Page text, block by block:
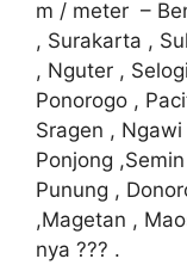
m / meter –
, Surakarta ,
, Nguter ,
Ponorogo ,
Sragen ,
Ponjong
Punung ,
,Magetan ,
nya ??? .